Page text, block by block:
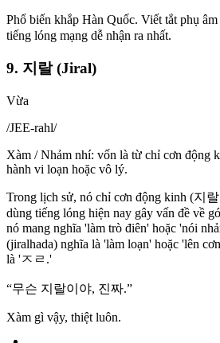
Phổ biến khắp Hàn Quốc. Viết tắt phụ
tiếng lóng mạng dễ nhận ra nhất.
9. 지랄 (Jiral)
Vừa
/JEE-rahl/
Xàm / Nhảm nhí: vốn là từ chỉ cơn động
hành vi loạn hoặc vô lý.
Trong lịch sử, nó chỉ cơn động kinh (지
dùng tiếng lóng hiện nay gây vấn đề về
nó mang nghĩa 'làm trò điên' hoặc 'nói
(jiralhada) nghĩa là 'làm loạn' hoặc 'lên
là 'ㅈㄹ.'
“무슨 지랄이야, 진짜.”
Xàm gì vậy, thiệt luôn.